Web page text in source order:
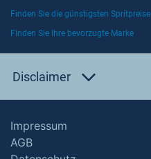
Finden Sie die günstigsten Spritpreise
Finden Sie Ihre bevorzugte Marke
Disclaimer
Impressum
AGB